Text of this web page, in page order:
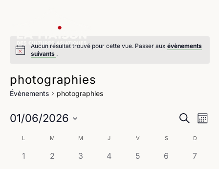
Aucun résultat trouvé pour cette vue. Passer aux évènements
suivants .
photographies
Évènements photographies
Recherche
Mois
01/06/2026
date.
Calendrier
de
L M M J V S D
0
1
0
2
0
3
0
4
0
5
0
6
0
7